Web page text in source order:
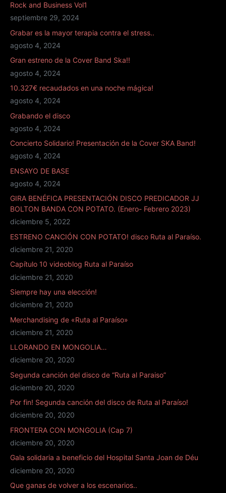
t
r
ó
n
i
c
e
b
Rock and Business Vol1
septiembre 29, 2024
Grabar es la mayor terapia contra el stress..
agosto 4, 2024
Gran estreno de la Cover Band Ska!!
agosto 4, 2024
10.327€ recaudados en una noche mágica!
agosto 4, 2024
Grabando el disco
agosto 4, 2024
Concierto Solidario! Presentación de la Cover SKA Band!
agosto 4, 2024
ENSAYO DE BASE
agosto 4, 2024
GIRA BENÉFICA PRESENTACIÓN DISCO PREDICADOR JJ
BOLTON BANDA CON POTATO. (Enero- Febrero 2023)
diciembre 5, 2022
ESTRENO CANCIÓN CON POTATO! disco Ruta al Paraíso.
diciembre 21, 2020
Capítulo 10 videoblog Ruta al Paraíso
diciembre 21, 2020
Siempre hay una elección!
diciembre 21, 2020
Merchandising de «Ruta al Paraíso»
diciembre 21, 2020
LLORANDO EN MONGOLIA…
diciembre 20, 2020
Segunda canción del disco de “Ruta al Paraiso”
diciembre 20, 2020
Por fin! Segunda canción del disco de Ruta al Paraíso!
diciembre 20, 2020
FRONTERA CON MONGOLIA (Cap 7)
diciembre 20, 2020
Gala solidaria a beneficio del Hospital Santa Joan de Déu
diciembre 20, 2020
Que ganas de volver a los escenarios..